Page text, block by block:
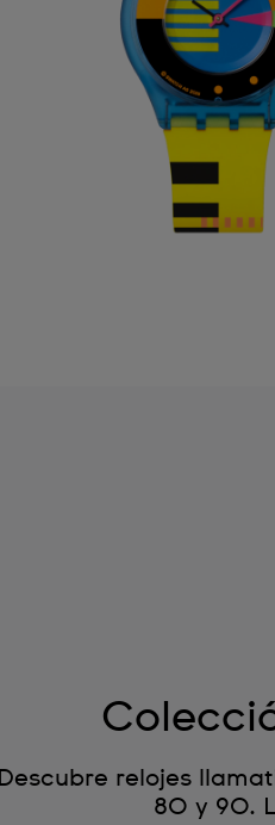
Descubre relojes
80 y 90.